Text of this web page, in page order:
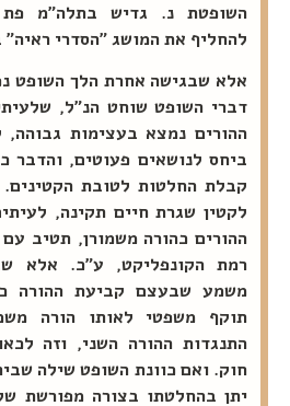
להחליף את המושג "הסדרי ראיה"
אלא שבגישה אחרת הלך השופט
דברי השופט שוחט הנ"ל,
ההורים נמצא בעצימות
ביחס לנושאים פעוטים, והדבר
קבלת החלטות לטובת
לקטין שגרת חיים תקינה,
ההורים כהורה משמורן, תטיב
רמת הקונפליקט, ע"כ. אלא
משמע שבעצם קביעת ההורה
תוקף משפטי לאותו הורה
התנגדות ההורה השני, וזה
חוק. ואם כוונת השופט שילה
יתן בהחלטתו בצורה מפורשת